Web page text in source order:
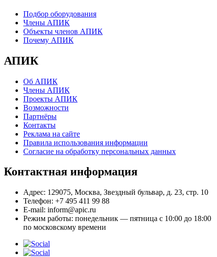
Подбор оборудования
Члены АПИК
Объекты членов АПИК
Почему АПИК
АПИК
Об АПИК
Члены АПИК
Проекты АПИК
Возможности
Партнёры
Контакты
Реклама на сайте
Правила использования информации
Согласие на обработку персональных данных
Контактная информация
Адрес: 129075, Москва, Звездный бульвар, д. 23, стр. 10
Телефон: +7 495 411 99 88
E-mail: inform@apic.ru
Режим работы: понедельник — пятница с 10:00 до 18:00
по московскому времени